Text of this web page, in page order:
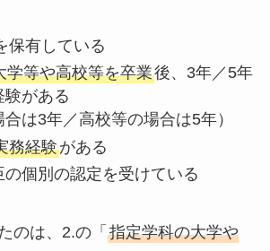
保有している
学等や高校等を卒業後、3年／5年
験がある
合は3年／高校等の場合は5年）
務経験がある
の個別の認定を受けている
のは、2.の「 指定学科の大学や